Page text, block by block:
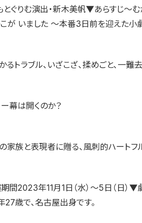
とぐりむ演出・新木美帆▼あらすじ〜
が いました 〜本番3日前を迎えた小
るトラブル、いざこざ、揉めごと、一難
幕は開くのか？
家族と表現者に贈る、風刺的ハートフ
間2023年11月1日（水）〜5日（日）▼
27歳で、名古屋出身です。